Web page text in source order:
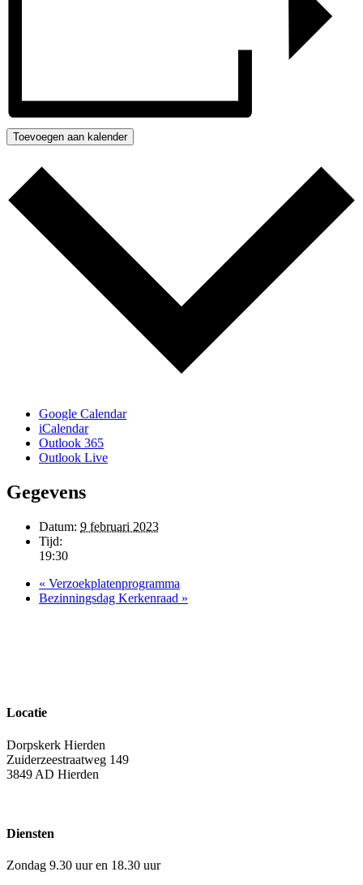
Toevoegen aan kalender
Google Calendar
iCalendar
Outlook 365
Outlook Live
Gegevens
Datum: 9 februari 2023
Tijd:
19:30
« Verzoekplatenprogramma
Bezinningsdag Kerkenraad »
Locatie
Dorpskerk Hierden
Zuiderzeestraatweg 149
3849 AD Hierden
Diensten
Zondag 9.30 uur en 18.30 uur